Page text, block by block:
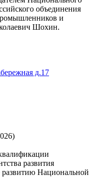
объединения
и
Шохин.
д.17
развития
развитию Национальной